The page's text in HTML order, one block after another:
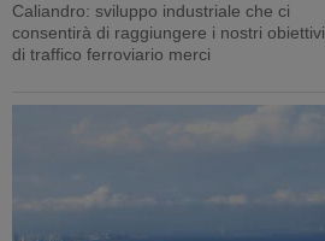
Caliandro: sviluppo industriale che ci
consentirà di raggiungere i nostri obiettivi
di traffico ferroviario merci